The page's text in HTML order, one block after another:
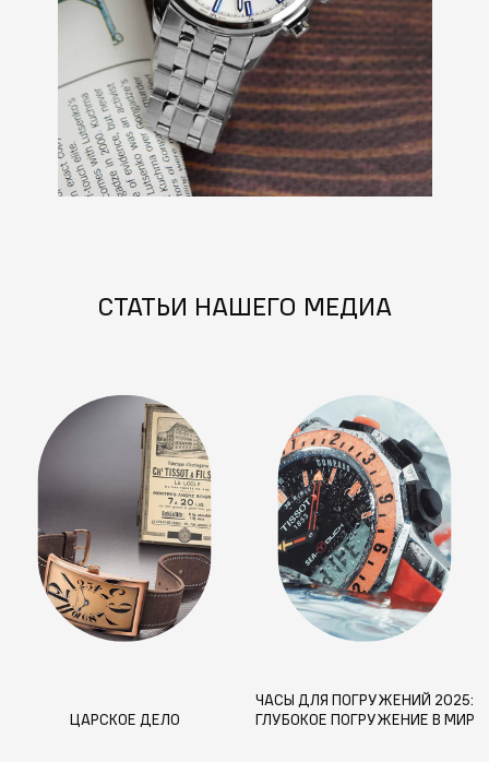
СТАТЬИ НАШЕГО МЕДИА
ЦАРСКОЕ ДЕЛО
ЧАСЫ ДЛЯ ПОГРУЖЕНИЙ 2025:
ГЛУБОКОЕ ПОГРУЖЕНИЕ В МИР